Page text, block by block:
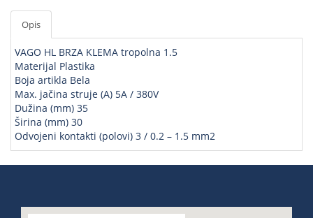
Opis
VAGO HL BRZA KLEMA tropolna 1.5
Materijal Plastika
Boja artikla Bela
Max. jačina struje (A) 5A / 380V
Dužina (mm) 35
Širina (mm) 30
Odvojeni kontakti (polovi) 3 / 0.2 – 1.5 mm2